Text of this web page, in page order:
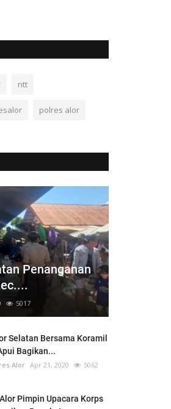
ntt
polres alor
Penanganan
5017
Selatan Bersama Koramil
Bagikan...
Alor Apr 21, 2020 5062
Pimpin Upacara Korps